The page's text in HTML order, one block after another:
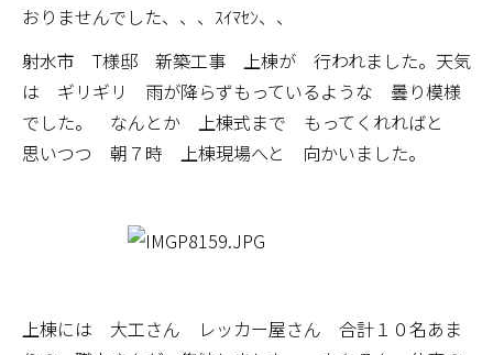
おりませんでした、、、ｽｲﾏｾﾝ、、
射水市 T様邸 新築工事 上棟が 行われました。天気
は ギリギリ 雨が降らずもっているような 曇り模様
でした。 なんとか 上棟式まで もってくれればと
思いつつ 朝７時 上棟現場へと 向かいました。
上棟には 大工さん レッカー屋さん 合計１０名あま